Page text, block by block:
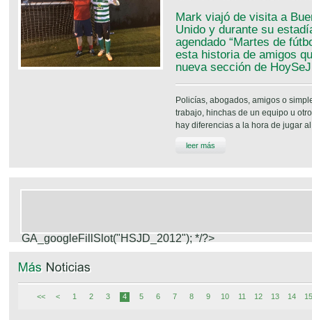
Mark viajó de visita a
Unido y durante su
agendado “Martes de
esta historia de amigos
nueva sección de
Policías, abogados, amigos o
trabajo, hinchas de un equipo u
hay diferencias a la hora de jugar al
leer más
GA_googleFillSlot("HSJD_2012"); */?>
<< < 1 2 3 4 5 6 7 8 9 10 11 12 13 14 15